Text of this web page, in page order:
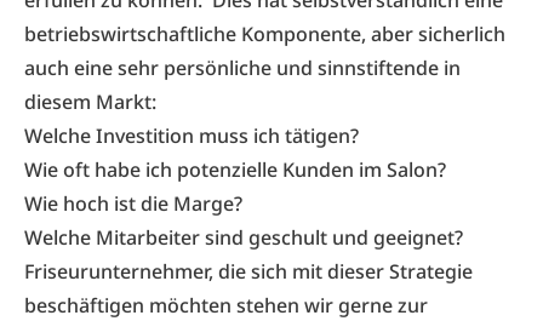
betriebswirtschaftliche Komponente, aber sicherlich
auch eine sehr persönliche und sinnstiftende in
diesem Markt:
Welche Investition muss ich tätigen?
Wie oft habe ich potenzielle Kunden im Salon?
Wie hoch ist die Marge?
Welche Mitarbeiter sind geschult und geeignet?
Friseurunternehmer, die sich mit dieser Strategie
beschäftigen möchten stehen wir gerne zur